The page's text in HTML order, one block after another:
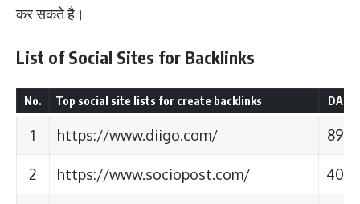
कर सकते है।
List of Social Sites for Backlinks
No. Top social site lists for create backlinks DA
1 https://www.diigo.com/ 89
2 https://www.sociopost.com/ 40